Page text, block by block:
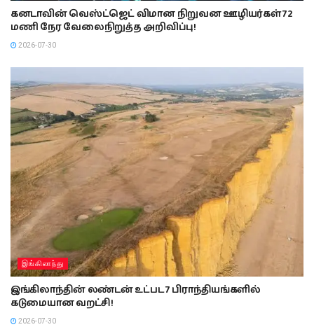
கனடாவின் வெஸ்ட்ஜெட் விமான நிறுவன ஊழியர்கள் 72
மணி நேர வேலைநிறுத்த அறிவிப்பு!
2026-07-30
இங்கிலாந்து
இங்கிலாந்தின் லண்டன் உட்பட 7 பிராந்தியங்களில்
கடுமையான வறட்சி!
2026-07-30